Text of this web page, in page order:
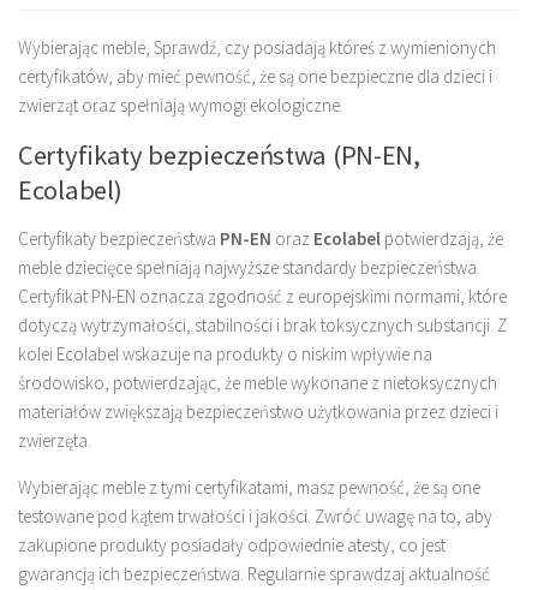
Wybierając meble, Sprawdź, czy posiadają któreś z wymienionych
certyfikatów, aby mieć pewność, że są one bezpieczne dla dzieci i
zwierząt oraz spełniają wymogi ekologiczne.
Certyfikaty bezpieczeństwa (PN-EN,
Ecolabel)
Certyfikaty bezpieczeństwa PN-EN oraz Ecolabel potwierdzają, że
meble dziecięce spełniają najwyższe standardy bezpieczeństwa.
Certyfikat PN-EN oznacza zgodność z europejskimi normami, które
dotyczą wytrzymałości, stabilności i brak toksycznych substancji. Z
kolei Ecolabel wskazuje na produkty o niskim wpływie na
środowisko, potwierdzając, że meble wykonane z nietoksycznych
materiałów zwiększają bezpieczeństwo użytkowania przez dzieci i
zwierzęta.
Wybierając meble z tymi certyfikatami, masz pewność, że są one
testowane pod kątem trwałości i jakości. Zwróć uwagę na to, aby
zakupione produkty posiadały odpowiednie atesty, co jest
gwarancją ich bezpieczeństwa. Regularnie sprawdzaj aktualność